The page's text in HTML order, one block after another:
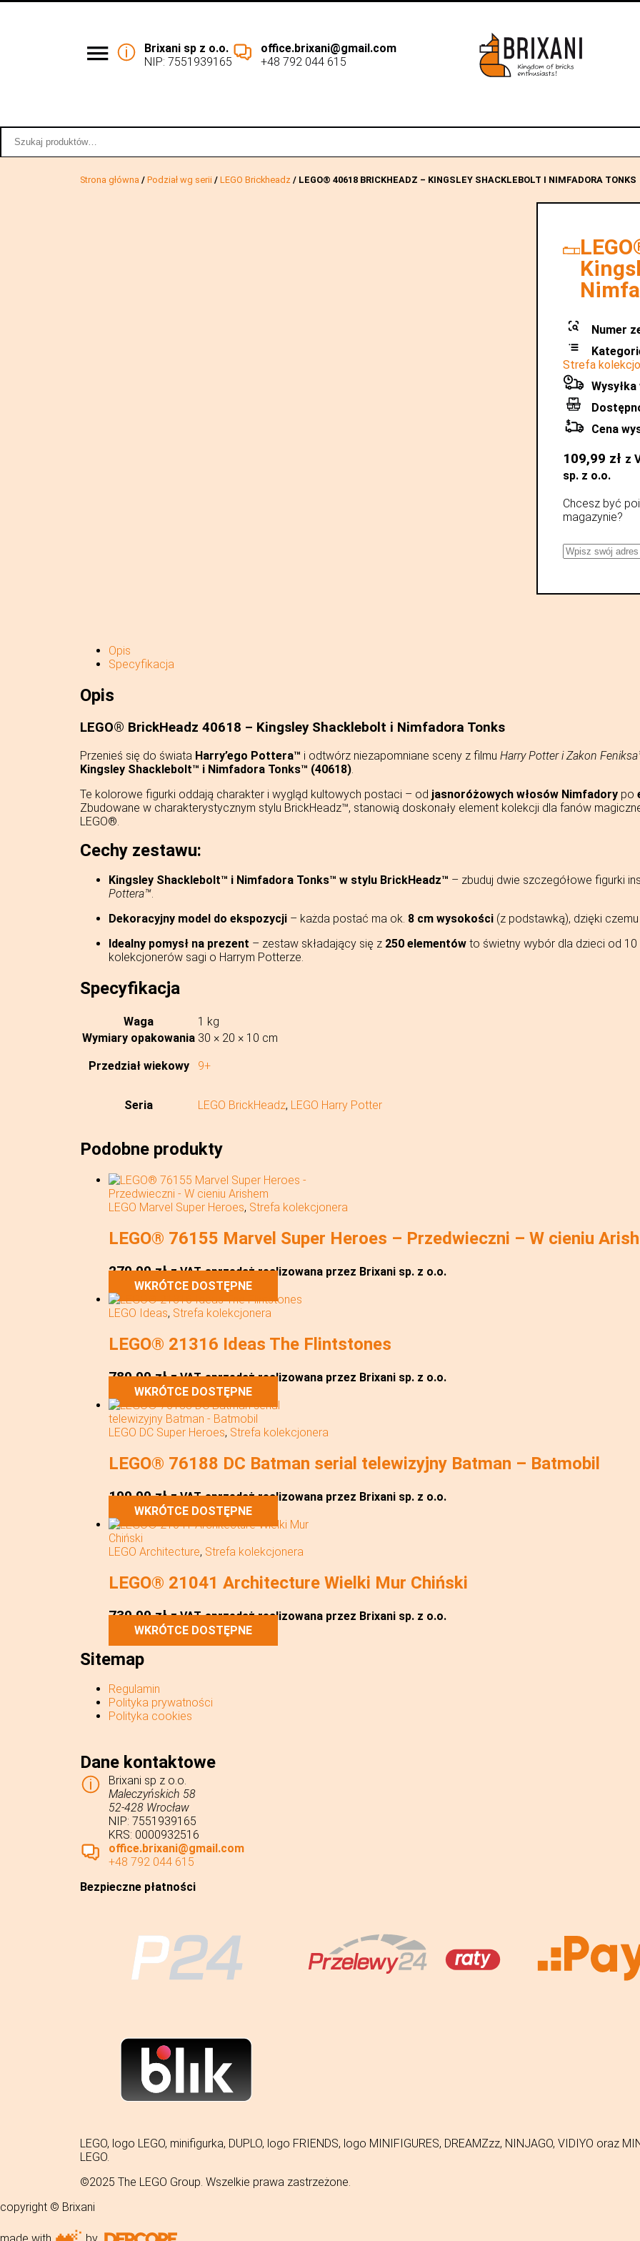
Brixani sp z o.o.
NIP: 7551939165
office.brixani@gmail.com
+48 792 044 615
Strona główna / Podział wg serii / LEGO Brickheadz / LEGO® 40618 BRICKHEADZ – KINGSLEY SHACKLEBOLT I NIMFADORA TONKS
Numer
Strefa
Wysyłka
Cena
109,99 zł z
sp. z o.o.
Chcesz być
magazynie?
Opis
Specyfikacja
Opis
LEGO® BrickHeadz 40618 – Kingsley Shacklebolt i Nimfadora Tonks
Przenieś się do świata Harry’ego Pottera™ i odtwórz niezapomniane sceny z filmu Harry Potter i Zakon
Kingsley Shacklebolt™ i Nimfadora Tonks™ (40618)
Te kolorowe figurki oddają charakter i wygląd kultowych postaci – od jasnoróżowych włosów Nimfadory po
Zbudowane w charakterystycznym stylu BrickHeadz™, stanowią doskonały element kolekcji dla fanów
LEGO®.
Cechy zestawu:
Kingsley Shacklebolt™ i Nimfadora Tonks™ w stylu BrickHeadz™ – zbuduj dwie szczegółowe figurki
Pottera™
Dekoracyjny model do ekspozycji – każda postać ma ok. 8 cm wysokości (z podstawką), dzięki
Idealny pomysł na prezent – zestaw składający się z 250 elementów to świetny wybór dla dzieci od
kolekcjonerów sagi o Harrym Potterze.
Specyfikacja
Waga
1 kg
Wymiary opakowania 30 × 20 × 10 cm
Przedział wiekowy 9+
Seria LEGO BrickHeadz, LEGO Harry Potter
Podobne produkty
LEGO Marvel Super Heroes, Strefa kolekcjonera
LEGO® 76155 Marvel Super Heroes – Przedwieczni – W cieniu
279,99zł z VAT sprzedaż realizowana przez Brixani sp. z o.o.
WKRÓTCE DOSTĘPNE
LEGO Ideas, Strefa kolekcjonera
LEGO® 21316 Ideas The Flintstones
789,99zł z VAT sprzedaż realizowana przez Brixani sp. z o.o.
WKRÓTCE DOSTĘPNE
LEGO DC Super Heroes, Strefa kolekcjonera
LEGO® 76188 DC Batman serial telewizyjny Batman – Batmobil
199,99zł z VAT sprzedaż realizowana przez Brixani sp. z o.o.
WKRÓTCE DOSTĘPNE
LEGO Architecture, Strefa kolekcjonera
LEGO® 21041 Architecture Wielki Mur Chiński
739,99zł z VAT sprzedaż realizowana przez Brixani sp. z o.o.
WKRÓTCE DOSTĘPNE
Sitemap
Regulamin
Polityka prywatności
Polityka cookies
Dane kontaktowe
Brixani sp z o.o.
Maleczyńskich 58
52-428 Wrocław
NIP: 7551939165
KRS: 0000932516
office.brixani@gmail.com
+48 792 044 615
Bezpieczne płatności
LEGO, logo LEGO, minifigurka, DUPLO, logo FRIENDS, logo MINIFIGURES, DREAMZzz, NINJAGO, VIDIYO oraz
LEGO.
©2025 The LEGO Group. Wszelkie prawa zastrzeżone.
copyright © Brixani